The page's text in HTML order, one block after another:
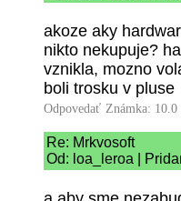
akoze aky
nikto nekupuje?
vznikla, mozno
boli trosku v pluse
Odpovedať Známka: 10.0
Re: Mrkvosoft
Od: loa_leroa |